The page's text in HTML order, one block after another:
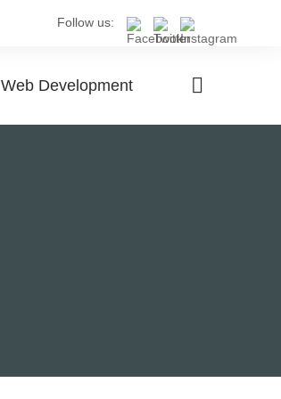
Follow us:
Web Development